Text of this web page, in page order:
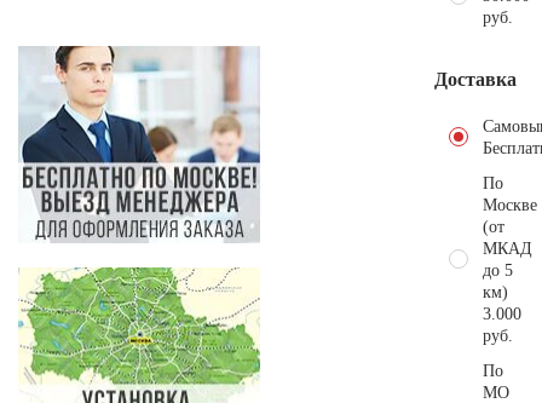
руб.
Доставка
По
Москве
(от
МКАД
до 5
км)
3.000
руб.
По
МО